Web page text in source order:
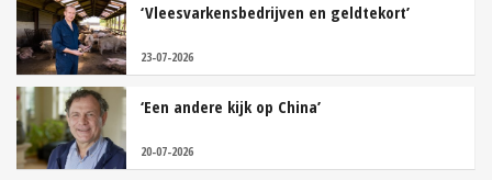
‘Vleesvarkensbedrijven en geldtekort’
23-07-2026
‘Een andere kijk op China’
20-07-2026